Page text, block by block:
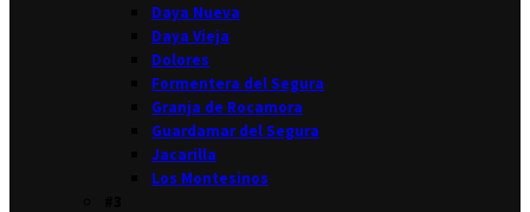
Daya Nueva
Daya Vieja
Dolores
Formentera del Segura
Granja de Rocamora
Guardamar del Segura
Jacarilla
Los Montesinos